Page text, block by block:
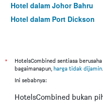
Hotel dalam Johor Bahru
Hotel dalam Port Dickson
*
HotelsCombined sentiasa
bagaimanapun, harga tidak dijamin.
Ini sebabnya:
HotelsCombined bukan